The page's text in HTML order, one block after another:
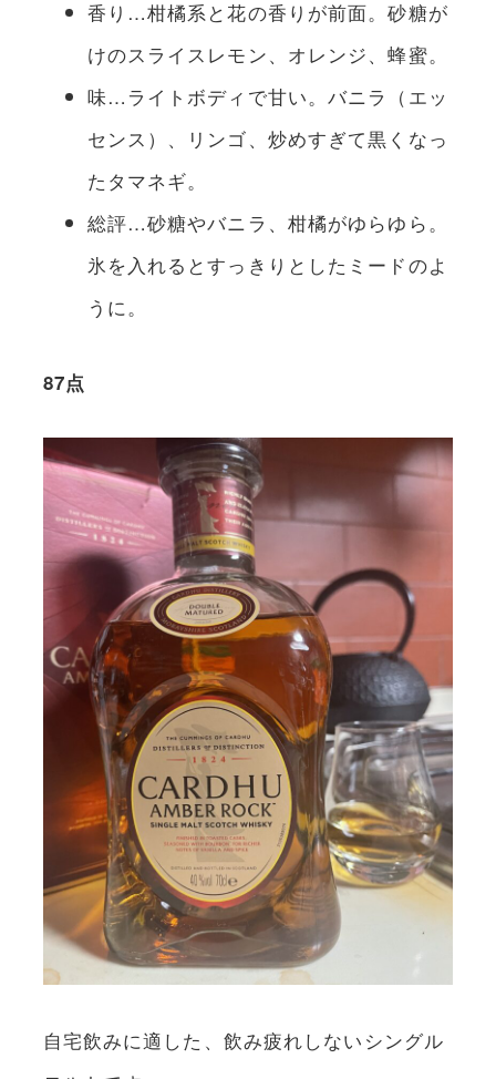
香り…柑橘系と花の香りが前面。砂糖が
けのスライスレモン、オレンジ、蜂蜜。
味…ライトボディで甘い。バニラ（エッ
センス）、リンゴ、炒めすぎて黒くなっ
たタマネギ。
総評…砂糖やバニラ、柑橘がゆらゆら。
氷を入れるとすっきりとしたミードのよ
うに。
87点
自宅飲みに適した、飲み疲れしないシングル